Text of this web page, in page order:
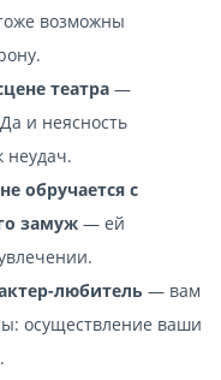
возможны
театра —
и неясность
неудач.
обручается с
замуж — ей
любитель — вам
осуществление ваши